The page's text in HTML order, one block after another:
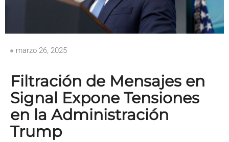
marzo 26, 2025
Filtración de Mensajes en
Signal Expone Tensiones
en la Administración
Trump